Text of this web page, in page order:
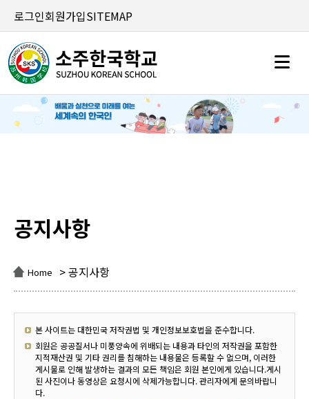
로그인회원가입SITEMAP
공지사항
Home > 공지사항
본 사이트는 대한민국 저작권법 및 개인정보보호법을 준수합니다.
회원은 공공질서나 미풍양속에 위배되는 내용과 타인의 저작권을 포함한
지적재산권 및 기타 권리를 침해하는 내용물은 등록할 수 없으며, 이러한
게시물로 인해 발생하는 결과의 모든 책임은 회원 본인에게 있습니다.게시
된 사진이나 동영상은 요청시에 삭제가능합니다. 관리자에게 문의바랍니
다.